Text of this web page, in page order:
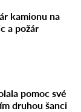
kamionu na
a požár
pomoc své
druhou šanci